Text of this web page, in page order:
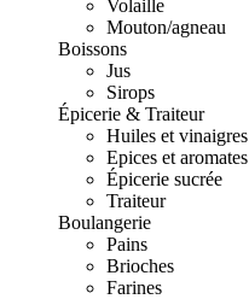
Volaille
Mouton/agneau
Boissons
Jus
Sirops
Épicerie & Traiteur
Huiles et vinaigres
Epices et aromates
Épicerie sucrée
Traiteur
Boulangerie
Pains
Brioches
Farines